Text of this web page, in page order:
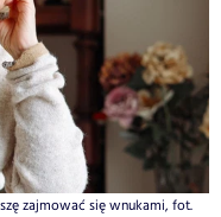
zajmować się wnukami, fot.